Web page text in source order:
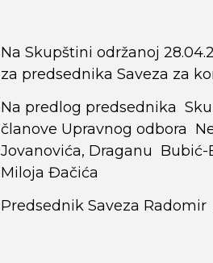
Na Skupštini održanoj
za predsednika Saveza za
Na predlog predsednika
članove Upravnog odbora
Jovanovića, Draganu Bubić-
Miloja Đačića
Predsednik Saveza